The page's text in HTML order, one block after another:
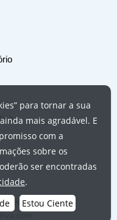
,Unsplash,
para tornar a sua
mais agradável. E
com a
sobre os
ser encontradas
.
Estou Ciente